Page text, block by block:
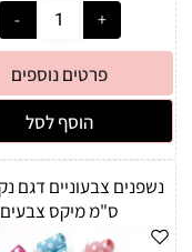
פרטים נוספים
הוסף לסל
ס"מ מיקס צבעים